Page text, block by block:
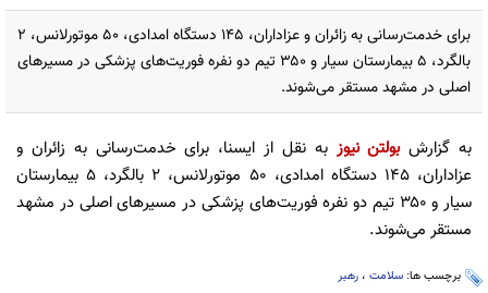
برای خدمت‌رسانی به زائران و عزاداران، ۱۴۵ دستگاه امدادی، ۵۰ موتورلانس، ۲
بالگرد، ۵ بیمارستان سیار و ۳۵۰ تیم دو نفره فوریت‌های پزشکی در مسیرهای
اصلی در مشهد مستقر می‌شوند.
به گزارشبولتن نیوز به نقل از ایسنا، برای خدمت‌رسانی به زائران و
عزاداران، ۱۴۵ دستگاه امدادی، ۵۰ موتورلانس، ۲ بالگرد، ۵ بیمارستان
سیار و ۳۵۰ تیم دو نفره فوریت‌های پزشکی در مسیرهای اصلی در مشهد
مستقر می‌شوند.
برچسب ها: سلامت ، رهبر